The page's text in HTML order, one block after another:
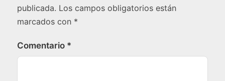
publicada. Los campos obligatorios están
marcados con *
Comentario *